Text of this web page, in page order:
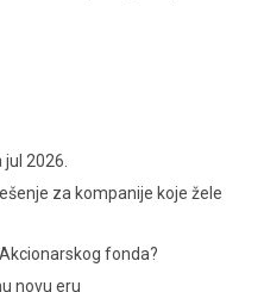
2026.
za kompanije koje žele
fonda?
novu eru